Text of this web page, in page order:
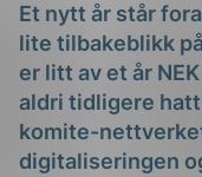
Et nytt år står
lite tilbakeblikk
er litt av et år
aldri tidligere
komite-
digitaliseringen